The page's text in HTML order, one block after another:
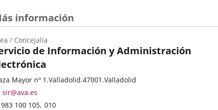
información
de Información y Administración
/ Concejalía
Mayor nº 1.Valladolid.47001.Valladolid
sir@ava.es
983 100 105 010